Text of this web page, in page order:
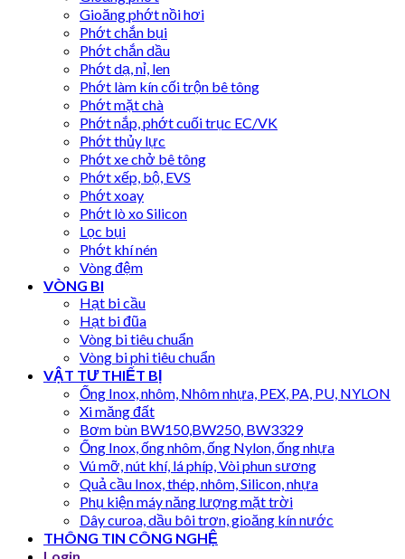
Gioăng phớt nồi hơi
Phớt chắn bụi
Phớt chắn dầu
Phớt dạ, nỉ, len
Phớt làm kín cối trộn bê tông
Phớt mặt chà
Phớt nắp, phớt cuối trục EC/VK
Phớt thủy lực
Phớt xe chở bê tông
Phớt xếp, bộ, EVS
Phớt xoay
Phớt lò xo Silicon
Lọc bụi
Phớt khí nén
Vòng đệm
VÒNG BI
Hạt bi cầu
Hạt bi đũa
Vòng bi tiêu chuẩn
Vòng bi phi tiêu chuẩn
VẬT TƯ THIẾT BỊ
Ống Inox, nhôm, Nhôm nhựa, PEX, PA, PU, NYLON
Xi măng đất
Bơm bùn BW150,BW250, BW3329
Ống Inox, ống nhôm, ống Nylon, ống nhựa
Vú mỡ, nút khí, lá phíp, Vòi phun sương
Quả cầu Inox, thép, nhôm, Silicon, nhựa
Phụ kiện máy năng lượng mặt trời
Dây curoa, dầu bôi trơn, gioăng kín nước
THÔNG TIN CÔNG NGHỆ